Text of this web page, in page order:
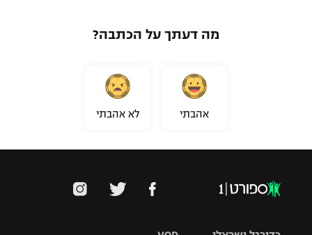
מה דעתך על הכתבה?
אהבתי לא אהבתי